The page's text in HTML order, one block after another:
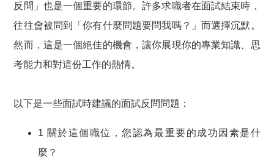
反問」也是一個重要的環節。許多求職者在面試結束時，
往往會被問到「你有什麼問題要問我嗎？」而選擇沉默。
然而，這是一個絕佳的機會，讓你展現你的專業知識、思
考能力和對這份工作的熱情。
以下是一些面試時建議的面試反問問題：
1 關於這個職位，您認為最重要的成功因素是什
麼？